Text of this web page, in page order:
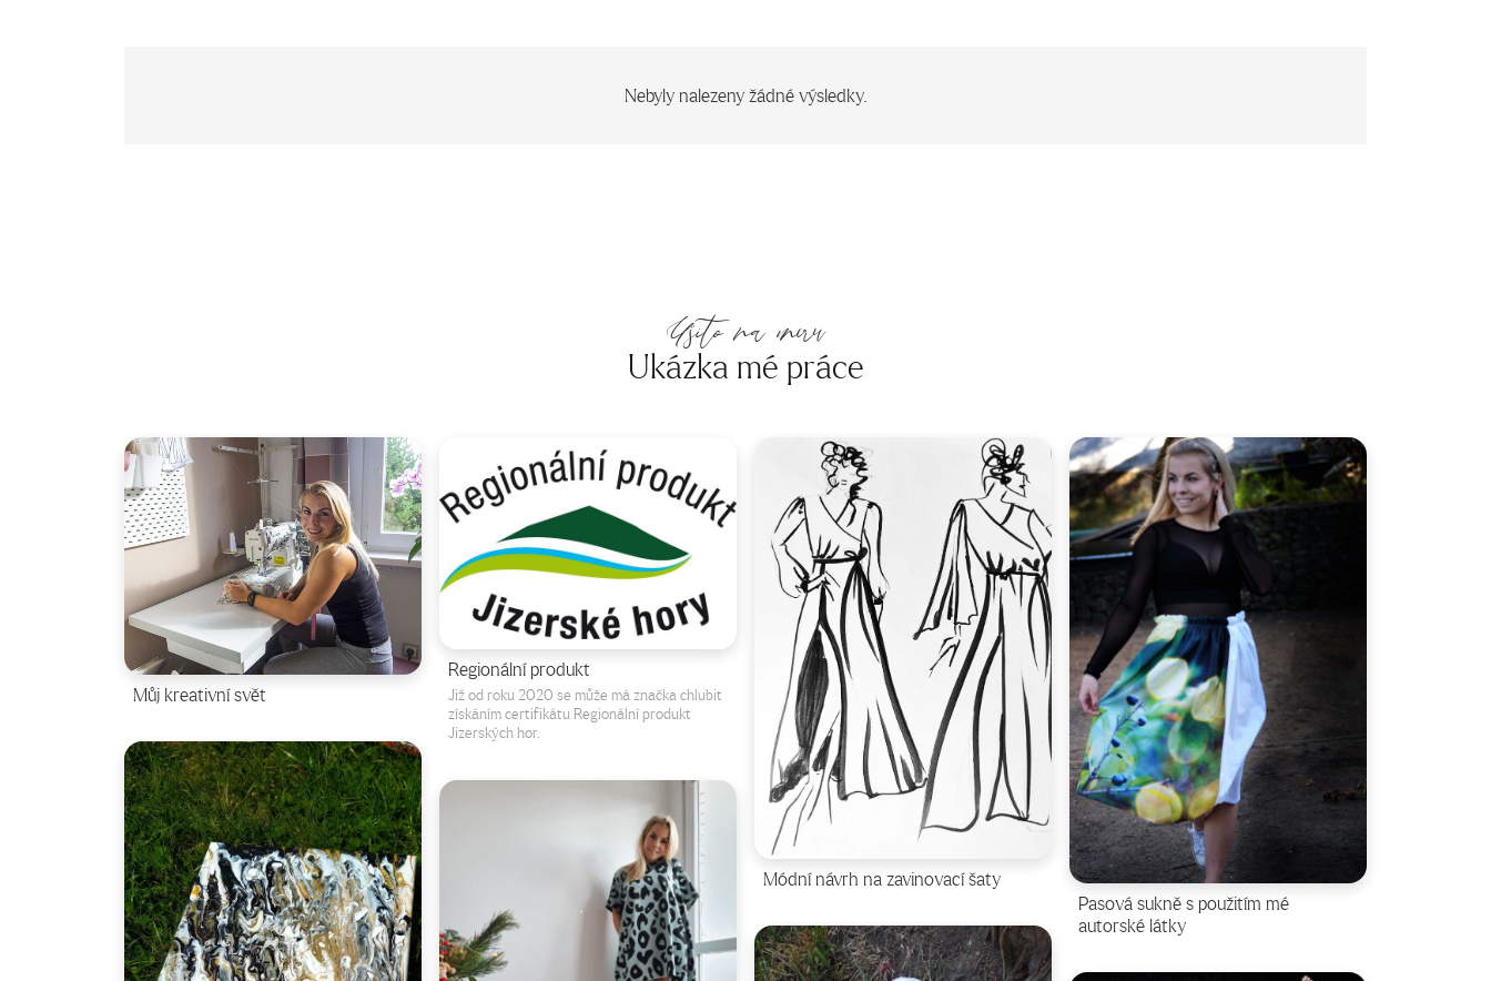
Nebyly nalezeny žádné výsledky.
Ušito na míru
Ukázka mé práce
Můj kreativní svět
Regionální produkt
Již od roku 2020 se může má značka chlubit
získáním certifikátu Regionální produkt
Jizerských hor.
Módní návrh na zavinovací šaty
Pasová sukně s použitím mé
autorské látky